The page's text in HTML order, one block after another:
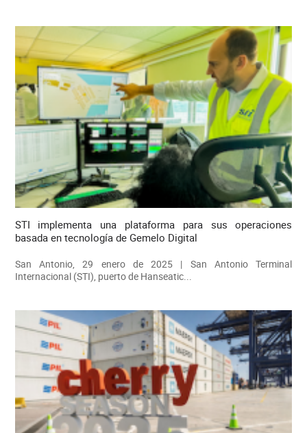
STI implementa una plataforma para sus operaciones
basada en tecnología de Gemelo Digital
San Antonio, 29 enero de 2025 | San Antonio Terminal
Internacional (STI), puerto de Hanseatic...